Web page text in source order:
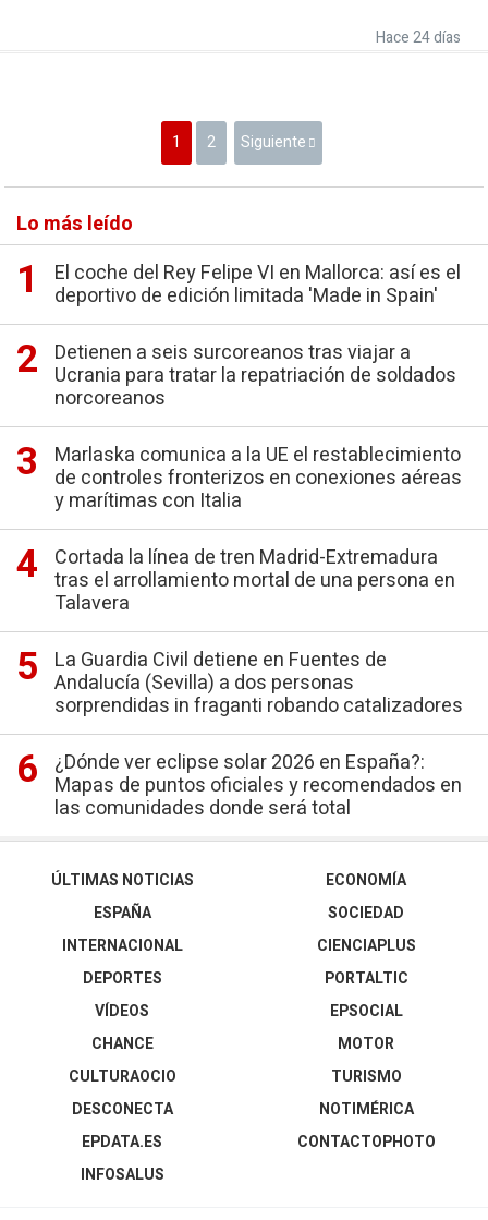
Hace 24 días
1 2 Siguiente
Lo más leído
El coche del Rey Felipe VI en Mallorca: así es el
deportivo de edición limitada 'Made in Spain'
Detienen a seis surcoreanos tras viajar a
Ucrania para tratar la repatriación de soldados
norcoreanos
Marlaska comunica a la UE el restablecimiento
de controles fronterizos en conexiones aéreas
y marítimas con Italia
Cortada la línea de tren Madrid-Extremadura
tras el arrollamiento mortal de una persona en
Talavera
La Guardia Civil detiene en Fuentes de
Andalucía (Sevilla) a dos personas
sorprendidas in fraganti robando catalizadores
¿Dónde ver eclipse solar 2026 en España?:
Mapas de puntos oficiales y recomendados en
las comunidades donde será total
ÚLTIMAS NOTICIAS
ESPAÑA
INTERNACIONAL
DEPORTES
VÍDEOS
ECONOMÍA
SOCIEDAD
CIENCIAPLUS
PORTALTIC
EPSOCIAL
CHANCE
CULTURAOCIO
DESCONECTA
EPDATA.ES
INFOSALUS
MOTOR
TURISMO
NOTIMÉRICA
CONTACTOPHOTO